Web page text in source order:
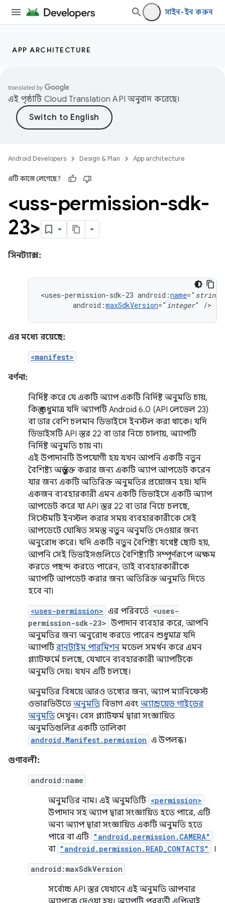
সাইন-ইন করুন
APP ARCHITECTURE
এই পৃষ্ঠাটি Cloud Translation API অনুবাদ করেছে।
Android Developers Design & Plan App architecture
এটি কাজে লেগেছে?
<uss-permission-sdk-
23>
সিনট্যাক্স:
<uses-permission-sdk-23 android:name=" string
android:maxSdkVersion=" integer" />
এর মধ্যে রয়েছে:
<manifest>
বর্ণনা:
নির্দিষ্ট করে যে একটি অ্যাপ একটি নির্দিষ্ট অনুমতি চায়,
কিন্তু শুধুমাত্র যদি অ্যাপটি Android 6.0 (API লেভেল 23)
বা তার বেশি চলমান ডিভাইসে ইনস্টল করা থাকে। যদি
ডিভাইসটি API স্তর 22 বা তার নিচে চালায়, অ্যাপটি
নির্দিষ্ট অনুমতি চায় না।
এই উপাদানটি উপযোগী হয় যখন আপনি একটি নতুন
বৈশিষ্ট্য অন্তর্ভুক্ত করার জন্য একটি অ্যাপ আপডেট করেন
যার জন্য একটি অতিরিক্ত অনুমতির প্রয়োজন হয়। যদি
একজন ব্যবহারকারী এমন একটি ডিভাইসে একটি অ্যাপ
আপডেট করে যা API স্তর 22 বা তার নিচে চলছে,
সিস্টেমটি ইনস্টল করার সময় ব্যবহারকারীকে সেই
আপডেটে ঘোষিত সমস্ত নতুন অনুমতি দেওয়ার জন্য
অনুরোধ করে। যদি একটি নতুন বৈশিষ্ট্য যথেষ্ট ছোট হয়,
আপনি সেই ডিভাইসগুলিতে বৈশিষ্ট্যটি সম্পূর্ণরূপে অক্ষম
করতে পছন্দ করতে পারেন, তাই ব্যবহারকারীকে
অ্যাপটি আপডেট করার জন্য অতিরিক্ত অনুমতি দিতে
হবে না।
<uses-permission> এর পরিবর্তে <uses-
permission-sdk-23> উপাদান ব্যবহার করে, আপনি
অনুমতির জন্য অনুরোধ করতে পারেন শুধুমাত্রযদি
অ্যাপটি রানটাইম পারমিশন মডেল সমর্থন করে এমন
প্ল্যাটফর্মে চলছে, যেখানে ব্যবহারকারী অ্যাপটিকে
অনুমতি দেয়। যখন এটি চলছে।
অনুমতির বিষয়ে আরও তথ্যের জন্য, অ্যাপ ম্যানিফেস্ট
ওভারভিউতে অনুমতি বিভাগ এবং অ্যান্ড্রয়েড গাইডের
অনুমতি দেখুন। বেস প্ল্যাটফর্ম দ্বারা সংজ্ঞায়িত
অনুমতিগুলির একটি তালিকা
android.Manifest.permission এ উপলব্ধ।
গুণাবলী:
android:name
অনুমতির নাম। এই অনুমতিটি <permission>
উপাদান সহ অ্যাপ দ্বারা সংজ্ঞায়িত হতে পারে, এটি
অন্য অ্যাপ দ্বারা সংজ্ঞায়িত একটি অনুমতি হতে
পারে বা এটি "android.permission.CAMERA"
বা "android.permission.READ_CONTACTS" ।
android:maxSdkVersion
সর্বোচ্চ API স্তর যেখানে এই অনুমতি আপনার